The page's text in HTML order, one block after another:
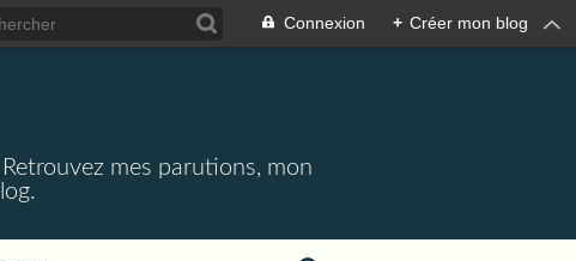
Connexion + Créer mon blog
mes parutions, mon